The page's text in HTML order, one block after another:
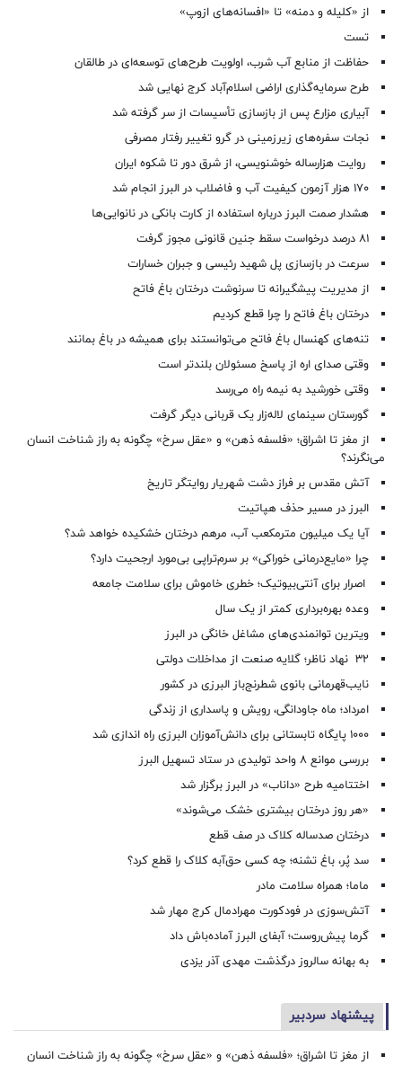
از «کلیله و دمنه» تا «افسانه‌های ازوپ»
تست
حفاظت از منابع آب شرب، اولویت طرح‌های توسعه‌ای در طالقان
طرح سرمایه‌گذاری اراضی اسلام‌آباد کرج نهایی شد
آبیاری مزارع پس از بازسازی تأسیسات از سر گرفته شد
نجات سفره‌های زیرزمینی در گرو تغییر رفتار مصرفی
روایت هزارساله خوشنویسی، از شرق دور تا شکوه ایران
۱۷۰ هزار آزمون کیفیت آب و فاضلاب در البرز انجام شد
هشدار صمت البرز درباره استفاده از کارت بانکی در نانوایی‌ها
۸۱ درصد درخواست‌ سقط جنین قانونی مجوز گرفت
سرعت در بازسازی پل شهید رئیسی و جبران خسارات
از مدیریت پیشگیرانه تا سرنوشت درختان باغ فاتح
درختان باغ فاتح را چرا قطع کردیم
تنه‌های کهنسال باغ فاتح می‌توانستند برای همیشه در باغ بمانند
وقتی صدای اره از پاسخ مسئولان بلندتر است
وقتی خورشید به نیمه راه می‌رسد
گورستان سینمای لاله‌زار یک قربانی دیگر گرفت
از مغز تا اشراق؛ «فلسفه ذهن» و «عقل سرخ» چگونه به راز شناخت انسان
می‌نگرند؟
آتش مقدس بر فراز دشت شهریار روایتگر تاریخ
البرز در مسیر حذف هپاتیت
آیا یک میلیون مترمکعب آب، مرهم درختان خشکیده خواهد شد؟
چرا «مایع‌درمانی خوراکی» بر سرم‌تراپی بی‌مورد ارجحیت دارد؟
اصرار برای آنتی‌بیوتیک؛ خطری خاموش برای سلامت جامعه
وعده بهره‌برداری کمتر از یک سال
ویترین توانمندی‌های مشاغل خانگی در البرز
۳۲ نهاد ناظر؛ گلایه صنعت از مداخلات دولتی
نایب‌قهرمانی بانوی شطرنج‌باز البرزی در کشور
امرداد؛ ماه جاودانگی، رویش و پاسداری از زندگی
۱۰۰۰ پایگاه تابستانی برای دانش‌آموزان البرزی راه اندازی شد
بررسی موانع ۸ واحد تولیدی در ستاد تسهیل البرز
اختتامیه طرح «داناب» در البرز برگزار شد
«هر روز درختان بیشتری خشک می‌شوند»
درختان صدساله کلاک در صف قطع
سد پُر، باغ تشنه؛ چه کسی حق‌آبه کلاک را قطع کرد؟
ماما؛ همراه سلامت مادر
آتش‌سوزی در فودکورت مهرادمال کرج مهار شد
گرما پیش‌روست؛ آبفای البرز آماده‌باش داد
به بهانه سالروز درگذشت مهدی آذر یزدی
پیشنهاد سردبیر
از مغز تا اشراق؛ «فلسفه ذهن» و «عقل سرخ» چگونه به راز شناخت انسان